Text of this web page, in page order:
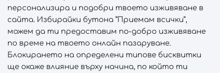
Начини на плащане
Начини на доставка
персонализира и подобри твоето изживяване в
сайта. Избирайки бутона “Приемам всички”,
можем да ти предоставим по-добро изживяване
по време на твоето онлайн пазаруване.
Блокирането на определени типове бисквитки
ще окаже влияние върху начина, по който ти